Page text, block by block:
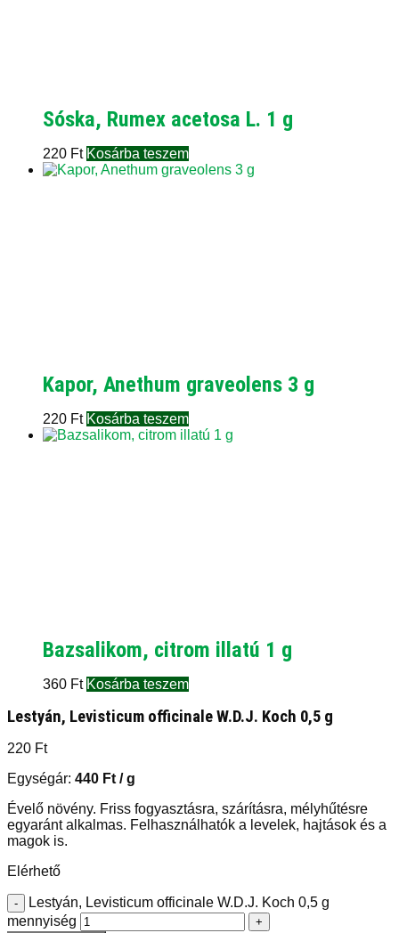
Sóska, Rumex acetosa L. 1 g
220 Ft Kosárba teszem
Kapor, Anethum graveolens 3 g
220 Ft Kosárba teszem
Bazsalikom, citrom illatú 1 g
360 Ft Kosárba teszem
Lestyán, Levisticum officinale W.D.J. Koch 0,5 g
220 Ft
Egységár: 440 Ft / g
Évelő növény. Friss fogyasztásra, szárításra, mélyhűtésre
egyaránt alkalmas. Felhasználhatók a levelek, hajtások és a
magok is.
Elérhető
-
Lestyán, Levisticum officinale W.D.J. Koch 0,5 g
mennyiség
+